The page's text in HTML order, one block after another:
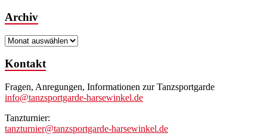
Archiv
Archiv
Kontakt
Fragen, Anregungen, Informationen zur Tanzsportgarde
info@tanzsportgarde-harsewinkel.de
Tanzturnier:
tanzturnier@tanzsportgarde-harsewinkel.de